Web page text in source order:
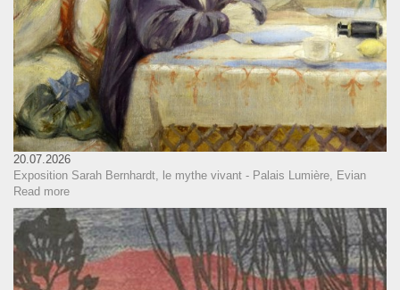
20.07.2026
Exposition Sarah Bernhardt, le mythe vivant - Palais Lumière, Evian
Read more